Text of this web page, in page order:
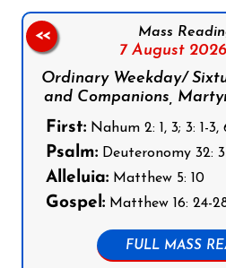
Mass
7 August 2026,
Ordinary Weekday/
and Companions,
First: Nahum 2: 1, 3; 3: 1-3,
Psalm: Deuteronomy 32:
Alleluia: Matthew 5: 10
Gospel: Matthew 16: 24-
FULL MASS
<<